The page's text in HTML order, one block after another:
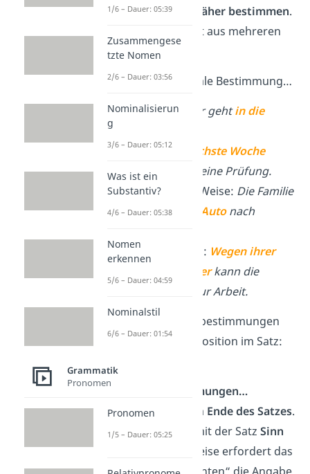
den ganzen Satz näher bestimmen.
Sie bestehen meist aus mehreren
Wörtern.
Beispiele: Adverbiale Bestimmung…
… des Ortes:
Er gehtin die
… der Zeit:
Nächste Woche
schreibt Anna eine Prüfung.
… der Art und Weise: Die Familie
fährtmit dem Autonach
… des Grundes: Wegen ihrer
kranken Tochterkann die
Mutter nicht zur Arbeit.
Manche Adverbialbestimmungen
haben eine feste Position im Satz:
Gebundene
Adverbialbestimmungen…
… stehen meist am Ende des Satzes.
Sie sind nötig, damit der Satz Sinn
. Beispielsweise erfordert das
1/6 – Dauer: 05:39
Zusammengese
tzte Nomen
2/6 – Dauer: 03:56
Nominalisierun
g
3/6 – Dauer: 05:12
Was ist ein
Substantiv?
4/6 – Dauer: 05:38
Nomen
erkennen
5/6 – Dauer: 04:59
Nominalstil
6/6 – Dauer: 01:54
Grammatik
Pronomen
Pronomen
1/5 – Dauer: 05:25